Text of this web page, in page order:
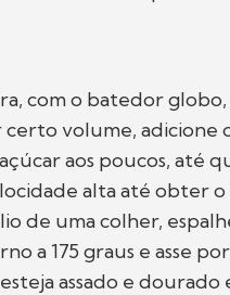
com o batedor globo,
volume, adicione
aos poucos, até
alta até obter
de uma colher,
a 175 graus e asse
assado e